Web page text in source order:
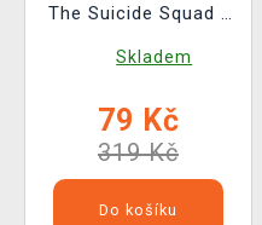
The Suicide Squad -
Skladem
79 Kč
319 Kč
Do košíku